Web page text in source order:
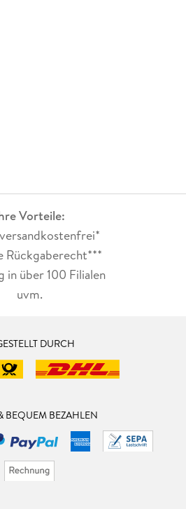
Vorteile:
Rückgaberecht***
in über 100 Filialen
uvm.
DURCH
BEQUEM BEZAHLEN